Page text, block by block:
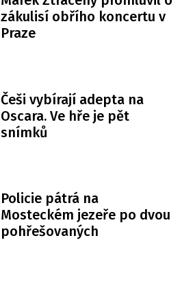
zákulisí obřího koncertu v
Praze
Češi vybírají adepta na
Oscara. Ve hře je pět
snímků
Policie pátrá na
Mosteckém jezeře po dvou
pohřešovaných